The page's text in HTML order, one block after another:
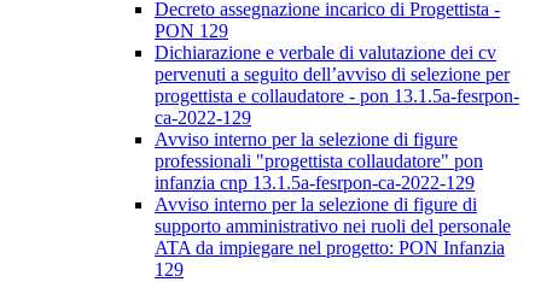
Decreto assegnazione incarico di Progettista -
PON 129
Dichiarazione e verbale di valutazione dei cv
pervenuti a seguito dell’avviso di selezione per
progettista e collaudatore - pon 13.1.5a-fesrpon-
ca-2022-129
Avviso interno per la selezione di figure
professionali "progettista collaudatore" pon
infanzia cnp 13.1.5a-fesrpon-ca-2022-129
Avviso interno per la selezione di figure di
supporto amministrativo nei ruoli del personale
ATA da impiegare nel progetto: PON Infanzia
129